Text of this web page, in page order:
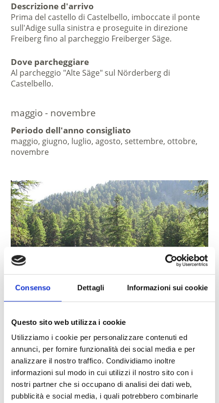
Consenso Dettagli Informazioni sui cookie
Questo sito web utilizza i cookie
Utilizziamo i cookie per personalizzare contenuti ed
annunci, per fornire funzionalità dei social media e per
analizzare il nostro traffico. Condividiamo inoltre
informazioni sul modo in cui utilizzi il nostro sito con i
nostri partner che si occupano di analisi dei dati web,
pubblicità e social media, i quali potrebbero combinarle
Descrizione d'arrivo
Prima del castello di Castelbello, imboccate il ponte
sull'Adige sulla sinistra e proseguite in direzione
Freiberg fino al parcheggio Freiberger Säge.
Dove parcheggiare
Al parcheggio "Alte Säge" sul Nörderberg di
Castelbello.
maggio - novembre
Periodo dell'anno consigliato
maggio, giugno, luglio, agosto, settembre, ottobre,
novembre
LUOGO MISTICO ZIRMTALER SEE
Monte Tramontana
39020Castelbello
info@kastelbell-tschars.com
www.kastelbell-tschars.com
T+39 0473 62 41 93